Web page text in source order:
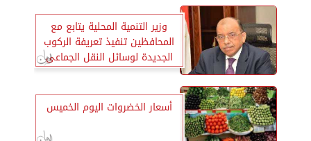
وزير التنمية المحلية يتابع مع
المحافظين تنفيذ تعريفة الركوب
الجديدة لوسائل النقل الجماعى
والسرفيس
أسعار الخضروات اليوم الخميس